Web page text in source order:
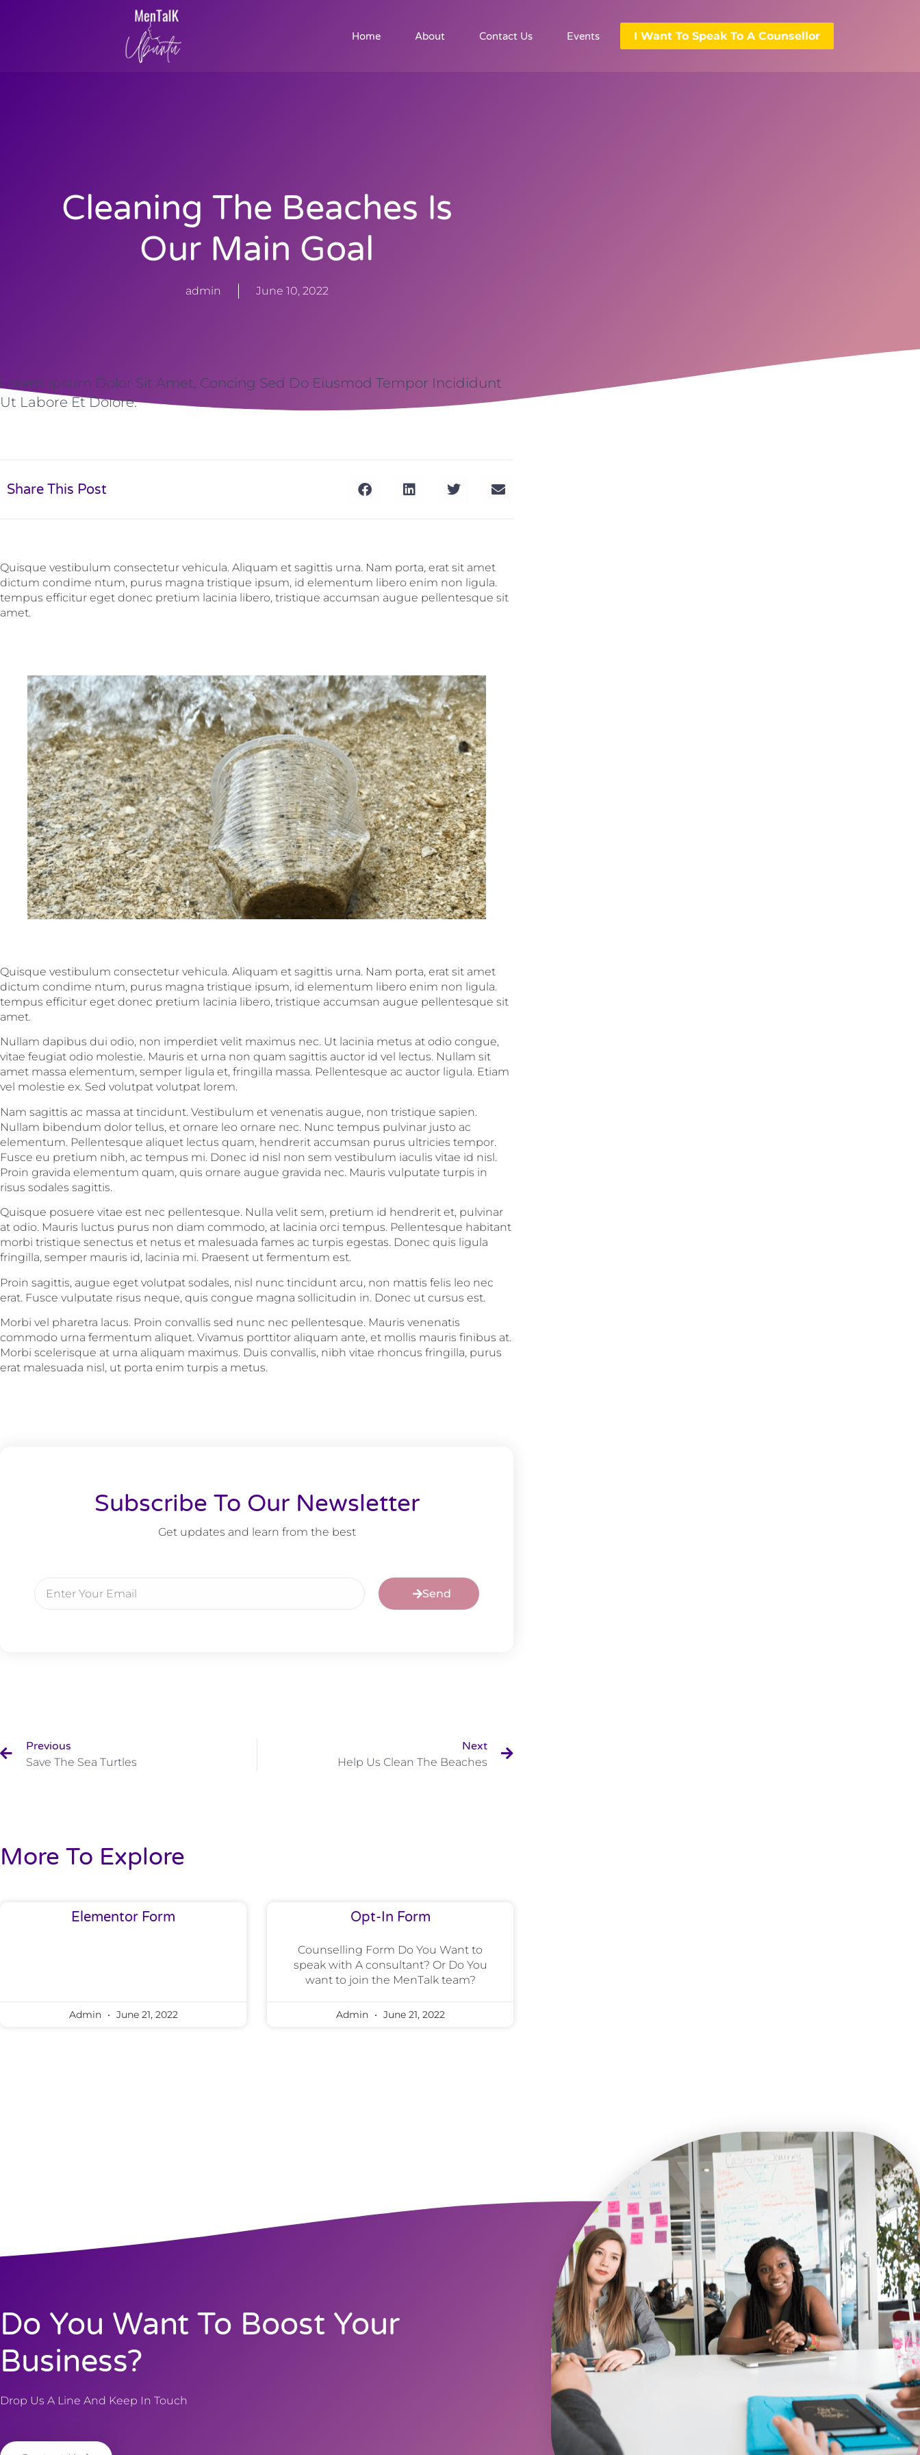
Home About Contact Us Events I Want To Speak To A Counsellor
Cleaning The Beaches Is
Our Main Goal
admin June 10, 2022
Lorem Ipsum Dolor Sit Amet, Concing Sed Do Eiusmod Tempor Incididunt
Ut Labore Et Dolore.
Share This Post
Quisque vestibulum consectetur vehicula. Aliquam et sagittis urna. Nam porta, erat sit amet
dictum condime ntum, purus magna tristique ipsum, id elementum libero enim non ligula.
tempus efficitur eget donec pretium lacinia libero, tristique accumsan augue pellentesque sit
amet.
Quisque vestibulum consectetur vehicula. Aliquam et sagittis urna. Nam porta, erat sit amet
dictum condime ntum, purus magna tristique ipsum, id elementum libero enim non ligula.
tempus efficitur eget donec pretium lacinia libero, tristique accumsan augue pellentesque sit
amet.
Nullam dapibus dui odio, non imperdiet velit maximus nec. Ut lacinia metus at odio congue,
vitae feugiat odio molestie. Mauris et urna non quam sagittis auctor id vel lectus. Nullam sit
amet massa elementum, semper ligula et, fringilla massa. Pellentesque ac auctor ligula. Etiam
vel molestie ex. Sed volutpat volutpat lorem.
Nam sagittis ac massa at tincidunt. Vestibulum et venenatis augue, non tristique sapien.
Nullam bibendum dolor tellus, et ornare leo ornare nec. Nunc tempus pulvinar justo ac
elementum. Pellentesque aliquet lectus quam, hendrerit accumsan purus ultricies tempor.
Fusce eu pretium nibh, ac tempus mi. Donec id nisl non sem vestibulum iaculis vitae id nisl.
Proin gravida elementum quam, quis ornare augue gravida nec. Mauris vulputate turpis in
risus sodales sagittis.
Quisque posuere vitae est nec pellentesque. Nulla velit sem, pretium id hendrerit et, pulvinar
at odio. Mauris luctus purus non diam commodo, at lacinia orci tempus. Pellentesque habitant
morbi tristique senectus et netus et malesuada fames ac turpis egestas. Donec quis ligula
fringilla, semper mauris id, lacinia mi. Praesent ut fermentum est.
Proin sagittis, augue eget volutpat sodales, nisl nunc tincidunt arcu, non mattis felis leo nec
erat. Fusce vulputate risus neque, quis congue magna sollicitudin in. Donec ut cursus est.
Morbi vel pharetra lacus. Proin convallis sed nunc nec pellentesque. Mauris venenatis
commodo urna fermentum aliquet. Vivamus porttitor aliquam ante, et mollis mauris finibus at.
Morbi scelerisque at urna aliquam maximus. Duis convallis, nibh vitae rhoncus fringilla, purus
erat malesuada nisl, ut porta enim turpis a metus.
Subscribe To Our Newsletter
Get updates and learn from the best
Send
Previous
Save The Sea Turtles
Next
Help Us Clean The Beaches
More To Explore
Elementor Form
Admin June 21, 2022
Opt-In Form
Counselling Form Do You Want to
speak with A consultant? Or Do You
want to join the MenTalk team?
Admin June 21, 2022
Do You Want To Boost Your
Business?
Drop Us A Line And Keep In Touch